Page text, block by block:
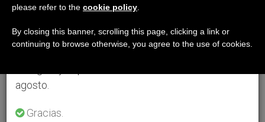
se generan menos informaciones y también el
agosto.
Gracias.
please refer to the cookie policy
By closing this banner, scrolling this page, clicking a link or
continuing to browse otherwise, you agree to the use of cookies.